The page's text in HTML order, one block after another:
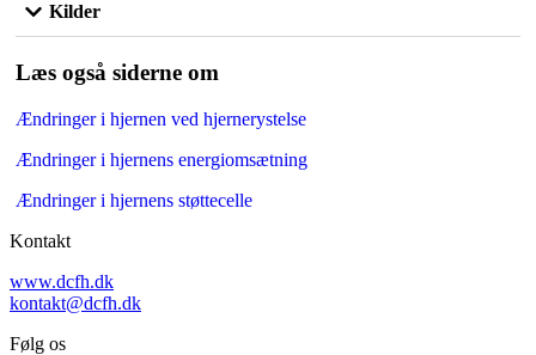
Kilder
Læs også siderne om
Ændringer i hjernen ved hjernerystelse
Ændringer i hjernens energiomsætning
Ændringer i hjernens støttecelle
Kontakt
www.dcfh.dk
kontakt@dcfh.dk
Følg os